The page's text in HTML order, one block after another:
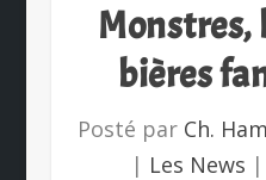
Monstres,
bières
Posté par Ch.
| Les News |